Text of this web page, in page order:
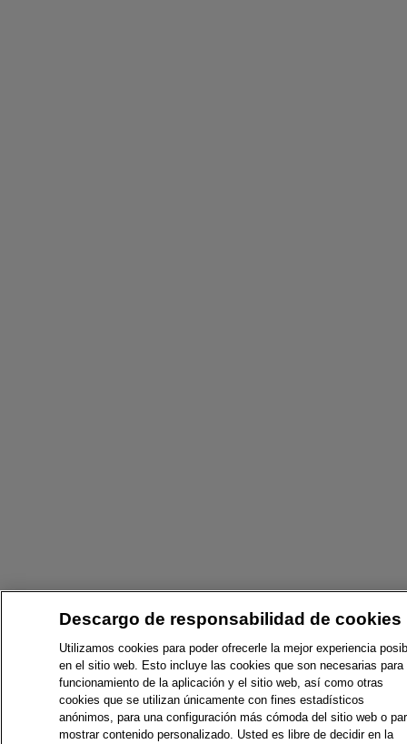
Descargo de responsabilidad de cookies
Utilizamos cookies para poder ofrecerle la mejor experiencia
en el sitio web. Esto incluye las cookies que son necesarias para
funcionamiento de la aplicación y el sitio web, así como otras
cookies que se utilizan únicamente con fines estadísticos
anónimos, para una configuración más cómoda del sitio web o
mostrar contenido personalizado. Usted es libre de decidir en la